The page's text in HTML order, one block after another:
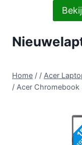
Home / / Acer
/ Acer Chromebook